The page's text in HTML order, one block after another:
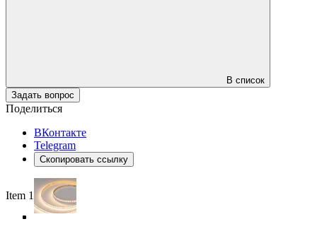
В список
Задать вопрос
Поделиться
ВКонтакте
Telegram
Скопировать ссылку
Item 1 of 5